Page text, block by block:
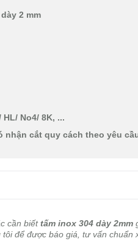
2 mm
No4/ 8K, ...
nhận cắt quy cách theo yêu
cần biếttấm inox 304 dày 2mm
để được báo giá, tư vấn chuẩn